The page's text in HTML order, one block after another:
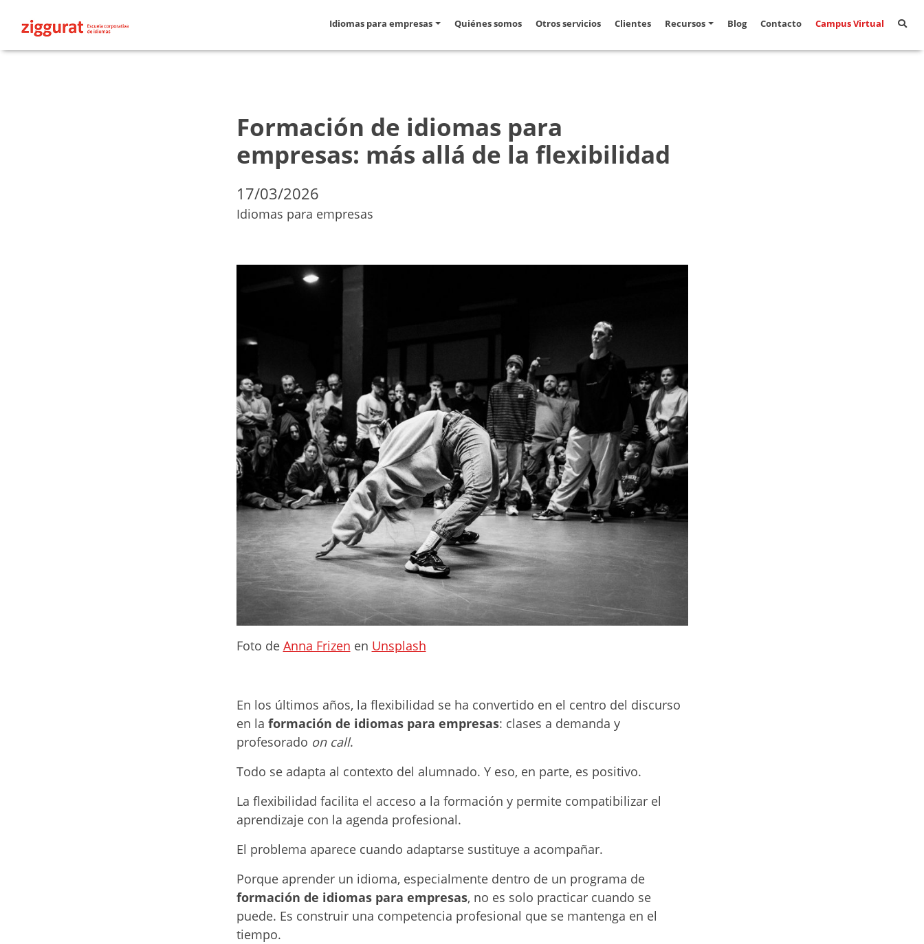
Idiomas para empresas Quiénes somos Otros servicios Clientes Recursos Blog Contacto Campus Virtual
Formación de idiomas para
empresas: más allá de la flexibilidad
17/03/2026
Idiomas para empresas
Foto de Anna Frizen en Unsplash
En los últimos años, la flexibilidad se ha convertido en el centro del discurso
en la formación de idiomas para empresas: clases a demanda y
profesorado on call.
Todo se adapta al contexto del alumnado. Y eso, en parte, es positivo.
La flexibilidad facilita el acceso a la formación y permite compatibilizar el
aprendizaje con la agenda profesional.
El problema aparece cuando adaptarse sustituye a acompañar.
Porque aprender un idioma, especialmente dentro de un programa de
formación de idiomas para empresas, no es solo practicar cuando se
puede. Es construir una competencia profesional que se mantenga en el
tiempo.